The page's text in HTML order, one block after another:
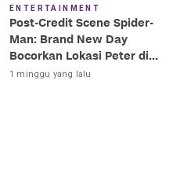
ENTERTAINMENT
Post-Credit Scene Spider-
Man: Brand New Day
Bocorkan Lokasi Peter di
Luar Angkasa!
1 minggu yang lalu